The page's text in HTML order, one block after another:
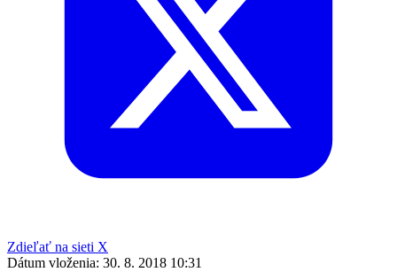
Zdieľať na sieti X
Dátum vloženia: 30. 8. 2018 10:31